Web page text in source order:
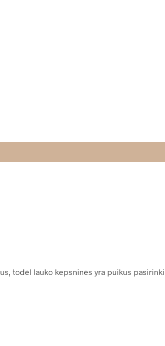
todėl lauko kepsninės yra puikus